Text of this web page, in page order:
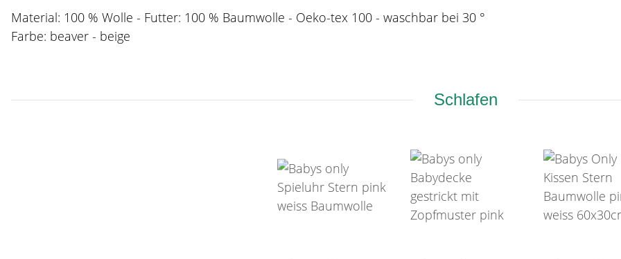
Material: 100 % Wolle - Futter: 100 % Baumwolle - Oeko-tex 100 - waschbar bei 30 °
Farbe: beaver - beige
Schlafen